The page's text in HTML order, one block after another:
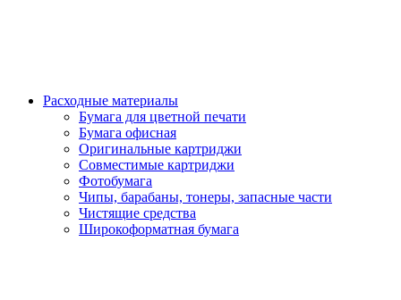
Расходные материалы
Бумага для цветной печати
Бумага офисная
Оригинальные картриджи
Совместимые картриджи
Фотобумага
Чипы, барабаны, тонеры, запасные части
Чистящие средства
Широкоформатная бумага